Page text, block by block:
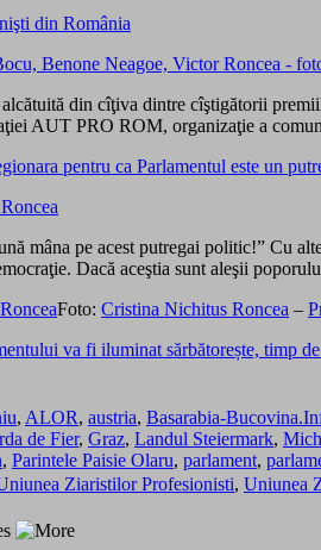
din România
din cîţiva dintre cîştigătorii
AUT PRO ROM, organizaţie a
pentru ca Parlamentul este un
mâna pe acest putregai politic!” Cu
Dacă aceştia sunt aleşii
Foto: Cristina Nichitus Roncea –
va fi iluminat sărbătorește, timp
, ALOR, austria, Basarabia-
de Fier, Graz, Landul Steiermark,
, Parintele Paisie Olaru, parlament,
Ziaristilor Profesionisti, Uniunea